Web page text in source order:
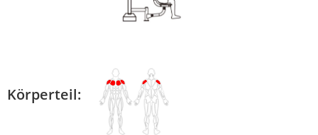
Körperteil: